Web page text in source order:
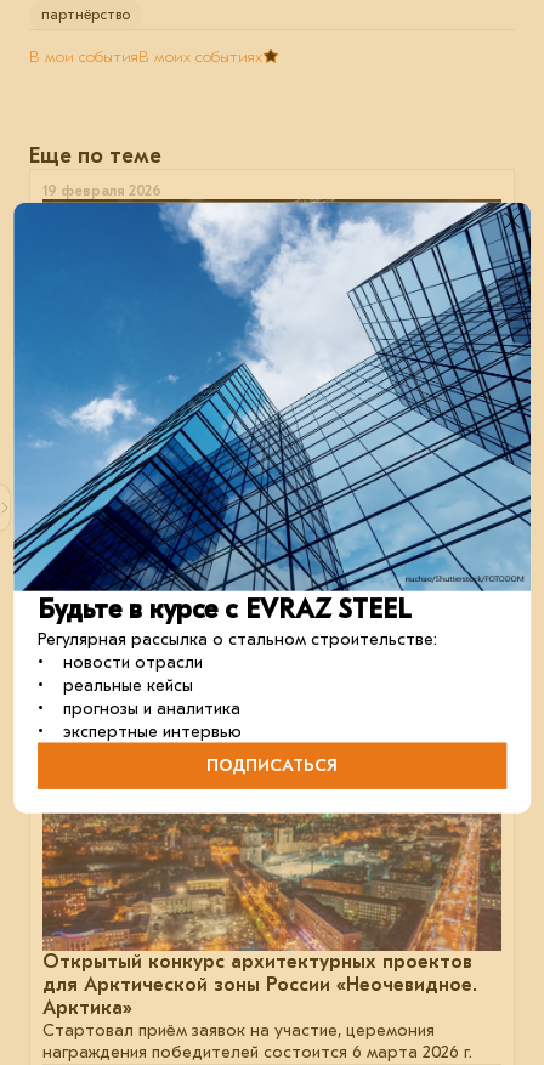
партнёрство
В мои событияВ моих событиях
Еще по теме
19 февраля 2026
Архитектура и сталь: надёжность как
искусство
Первая встреча Инженерного клуба под эгидой EVRAZ
STEEL состоялась 19 февраля 2026 года в Москве.
В мои событияВ моих событиях
проектирование отрасль
01 декабря 2025
Открытый конкурс архитектурных проектов
для Арктической зоны России «Неочевидное.
Арктика»
Стартовал приём заявок на участие, церемония
награждения победителей состоится 6 марта 2026 г.
Будьте в курсе с EVRAZ STEEL
Регулярная рассылка о стальном строительстве:
• новости отрасли
• реальные кейсы
• прогнозы и аналитика
• экспертные интервью
ПОДПИСАТЬСЯ